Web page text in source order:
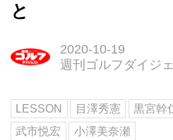
と
2020-10-19
週刊ゴルフダイジ
LESSON 目澤秀憲 黒宮幹
武市悦宏
小澤美奈瀬